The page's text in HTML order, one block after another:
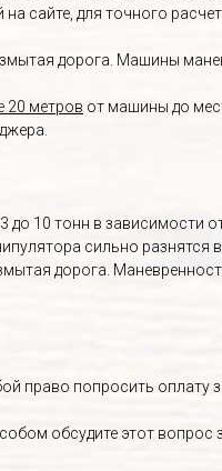
сайте, для точного
дорога. Машины
20 метров от машины до
10 тонн в зависимости
сильно разнятся
дорога.
право попросить оплату
обсудите этот вопрос